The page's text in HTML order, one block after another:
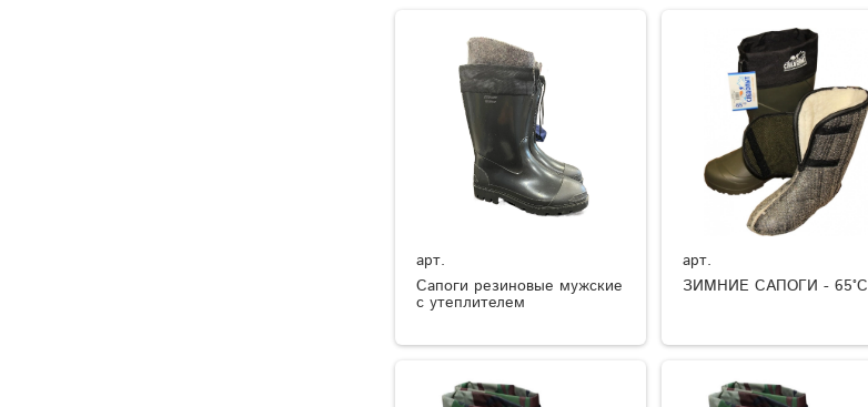
арт.
Сапоги резиновые мужские
с утеплителем
арт.
ЗИМНИЕ САПОГИ - 65°C